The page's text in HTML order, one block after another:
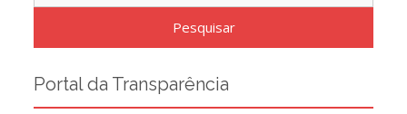
Portal da Transparência